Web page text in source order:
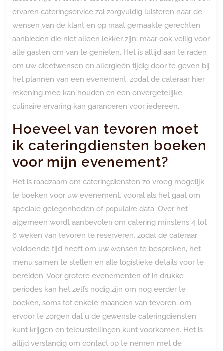
ervaren cateringservice zal zorgvuldig luisteren naar de
wensen van de klant en op maat gemaakte gerechten
aanbieden die niet alleen lekker zijn, maar ook veilig voor
alle gasten om van te genieten. Het is altijd aan te raden
om uw dieetwensen en allergieën tijdig door te geven bij
het plannen van een evenement, zodat de cateraar hier
rekening mee kan houden en een onvergetelijke
culinaire ervaring kan garanderen voor iedereen.
Hoeveel van tevoren moet
ik cateringdiensten boeken
voor mijn evenement?
Het is raadzaam om cateringdiensten zo vroeg mogelijk
te boeken voor uw evenement, vooral als het gaat om
speciale gelegenheden of populaire data. Over het
algemeen wordt aanbevolen om catering minstens 4 tot
6 weken van tevoren te reserveren, zodat de cateraar
voldoende tijd heeft om uw wensen te bespreken, het
menu samen te stellen en alle logistieke details voor te
bereiden. Voor grotere evenementen of in drukke
periodes kan het zelfs nodig zijn om nog eerder te
boeken, soms tot enkele maanden van tevoren, om
ervoor te zorgen dat u de gewenste cateringdiensten
kunt krijgen en teleurstellingen kunt voorkomen. Het is
altijd verstandig om contact op te nemen met de